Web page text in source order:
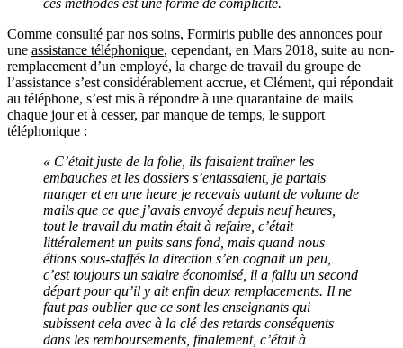
Comme consulté par nos soins, Formiris publie des annonces pour
une assistance téléphonique, cependant, en Mars 2018, suite au non-
remplacement d’un employé, la charge de travail du groupe de
l’assistance s’est considérablement accrue, et Clément, qui répondait
au téléphone, s’est mis à répondre à une quarantaine de mails
chaque jour et à cesser, par manque de temps, le support
téléphonique :
« C’était juste de la folie, ils faisaient traîner les
embauches et les dossiers s’entassaient, je partais
manger et en une heure je recevais autant de volume de
mails que ce que j’avais envoyé depuis neuf heures,
tout le travail du matin était à refaire, c’était
littéralement un puits sans fond, mais quand nous
étions sous-staffés la direction s’en cognait un peu,
c’est toujours un salaire économisé, il a fallu un second
départ pour qu’il y ait enfin deux remplacements. Il ne
faut pas oublier que ce sont les enseignants qui
subissent cela avec à la clé des retards conséquents
dans les remboursements, finalement, c’était à